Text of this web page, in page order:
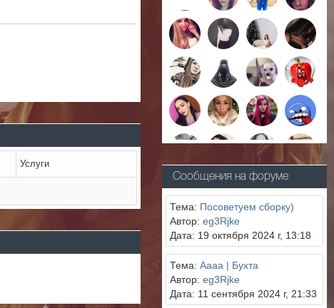
Услуги
Сообщения на форуме
Тема: Посоветуем сборку)
Автор: eg3Rjke
Дата: 19 октября 2024 г, 13:18
Тема: Aaaa | Бухта
Автор: eg3Rjke
Дата: 11 сентября 2024 г, 21:33